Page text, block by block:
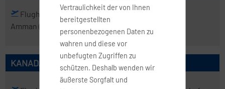
Flughafen
Amman (AMM)
KANADA
Vertraulichkeit der von Ihnen
bereitgestellten
personenbezogenen Daten zu
wahren und diese vor
unbefugten Zugriffen zu
schützen. Deshalb wenden wir
äußerste Sorgfalt und